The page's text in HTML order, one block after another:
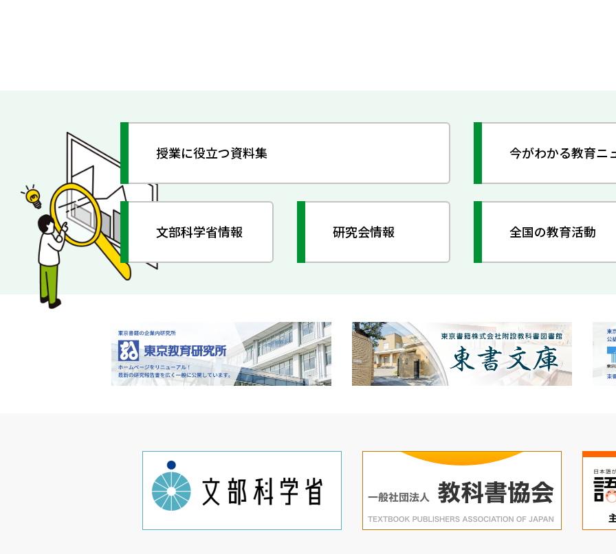
授業に役立つ資料集 今がわかる教育ニ
文部科学省情報 研究会情報 全国の教育活動